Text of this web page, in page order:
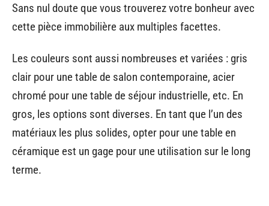
Sans nul doute que vous trouverez votre bonheur avec
cette pièce immobilière aux multiples facettes.
Les couleurs sont aussi nombreuses et variées : gris
clair pour une table de salon contemporaine, acier
chromé pour une table de séjour industrielle, etc. En
gros, les options sont diverses. En tant que l’un des
matériaux les plus solides, opter pour une table en
céramique est un gage pour une utilisation sur le long
terme.